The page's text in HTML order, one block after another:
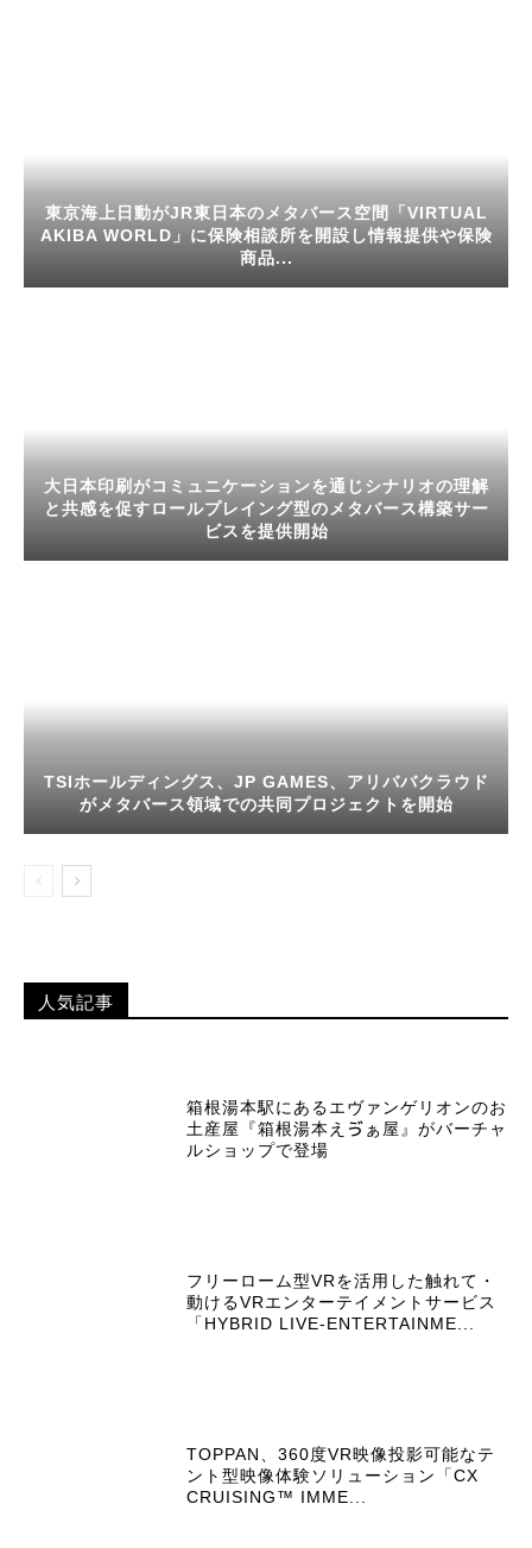
東京海上日動がJR東日本のメタバース空間「VIRTUAL
AKIBA WORLD」に保険相談所を開設し情報提供や保険
商品...
大日本印刷がコミュニケーションを通じシナリオの理解
と共感を促すロールプレイング型のメタバース構築サー
ビスを提供開始
TSIホールディングス、JP GAMES、アリババクラウド
がメタバース領域での共同プロジェクトを開始
人気記事
箱根湯本駅にあるエヴァンゲリオンのお
土産屋『箱根湯本えゔぁ屋』がバーチャ
ルショップで登場
フリーローム型VRを活用した触れて・
動けるVRエンターテイメントサービス
「HYBRID LIVE-ENTERTAINME...
TOPPAN、360度VR映像投影可能なテ
ント型映像体験ソリューション「CX
CRUISING™ IMME...